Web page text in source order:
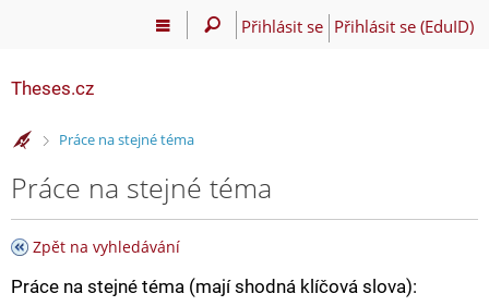
Přihlásit se Přihlásit se (EduID)
Theses.cz
>Práce na stejné téma
Práce na stejné téma
Zpět na vyhledávání
Práce na stejné téma (mají shodná klíčová slova):